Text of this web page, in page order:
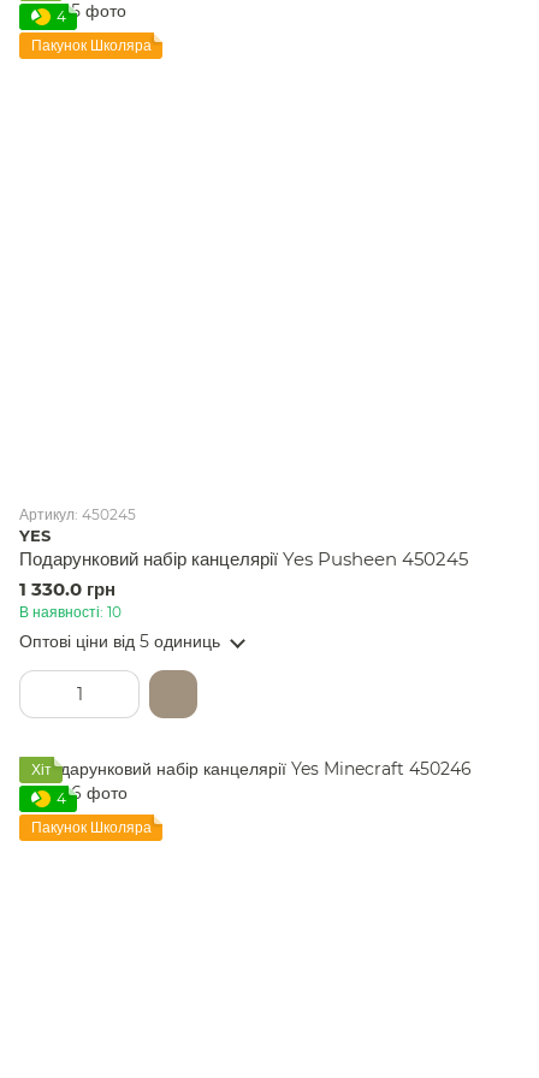
4
Пакунок Школяра
Артикул: 450245
YES
Подарунковий набір канцелярії Yes Pusheen 450245
1 330.0 грн
В наявності: 10
Оптові ціни від 5 одиниць
Хіт
4
Пакунок Школяра